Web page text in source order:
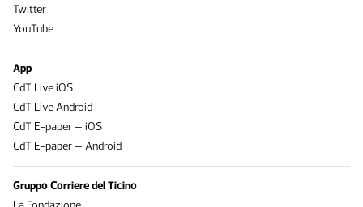
Twitter
YouTube
App
CdT Live iOS
CdT Live Android
CdT E-paper – iOS
CdT E-paper – Android
Gruppo Corriere del Ticino